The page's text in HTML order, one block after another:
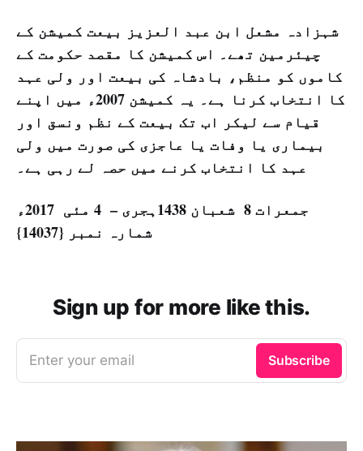
شہزادہ مشعل ابن عبد العزیز بیعت کمیشن کے
چیئرمین تھے۔ اس کمیشن کا مقصد حکومت کے
کاموں کو منظم، بادشاہ کی بیعت اور ولی عہد
کا انتخاب کرنا ہے۔ یہ کمیشن 2007ء میں اپنے
قیام سے لیکر اب تک بیعت کے نظم ونسق اور
بیماری یا وفات یا عاجزی کی صورت میں ولی
عہد کا انتخاب کرنے میں حصہ لے رہی ہے۔
جمعرات 8 شعبان 1438ہجری – 4 مئی 2017ء
شمارہ نمبر {14037}
Sign up for more like this.
Enter your email Subscribe